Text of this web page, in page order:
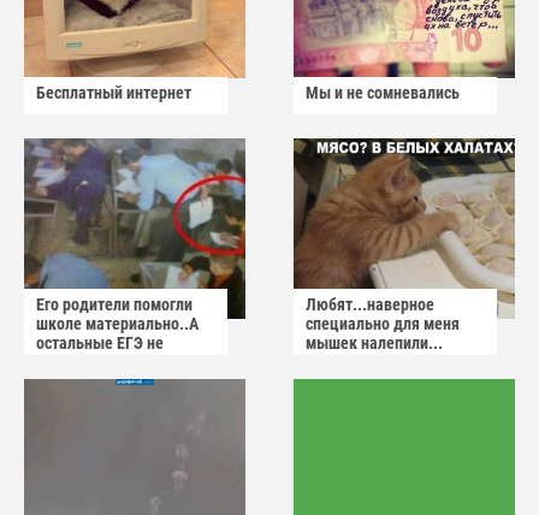
Бесплатный интернет Мы и не сомневались
Его родители помогли
школе материально..А
остальные ЕГЭ не
Любят...наверное
специально для меня
мышек налепили...